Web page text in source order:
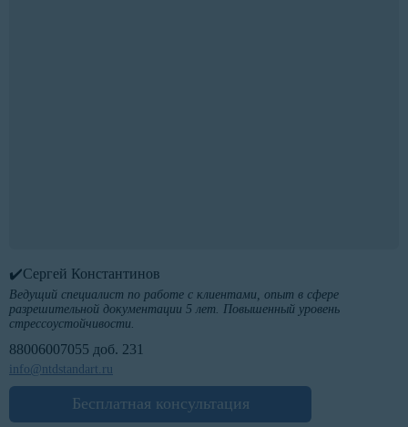
✔️Сергей Константинов
Ведущий специалист по работе с клиентами, опыт в сфере
разрешительной документации 5 лет. Повышенный уровень
стрессоустойчивости.
88006007055 доб. 231
info@ntdstandart.ru
Бесплатная консультация